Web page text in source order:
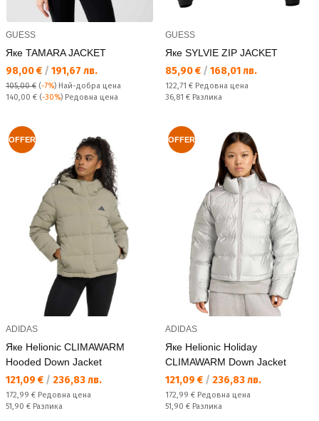
GUESS
Яке TAMARA JACKET
Текуща цена:
98,00 € / 191,67 лв.
105,00 € (-7%) Най-добра цена
Редовна цена:
140,00 € (-30%) Редовна цена
GUESS
Яке SYLVIE ZIP JACKET
Текуща цена:
85,90 € / 168,01 лв.
Редовна цена:
122,71 € Редовна цена
Спестявате:
36,81 € Разлика
OFFER
ADIDAS
Яке Helionic CLIMAWARM
Hooded Down Jacket
Текуща цена:
121,09 € / 236,83 лв.
Редовна цена:
172,99 € Редовна цена
Спестявате:
51,90 € Разлика
OFFER
ADIDAS
Яке Helionic Holiday
CLIMAWARM Down Jacket
Текуща цена:
121,09 € / 236,83 лв.
Редовна цена:
172,99 € Редовна цена
Спестявате:
51,90 € Разлика